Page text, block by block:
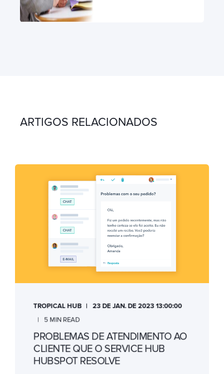
ARTIGOS RELACIONADOS
TROPICAL HUB
23 DE JAN. DE 2023 13:00:00
5 MIN READ
PROBLEMAS DE ATENDIMENTO AO
CLIENTE QUE O SERVICE HUB
HUBSPOT RESOLVE